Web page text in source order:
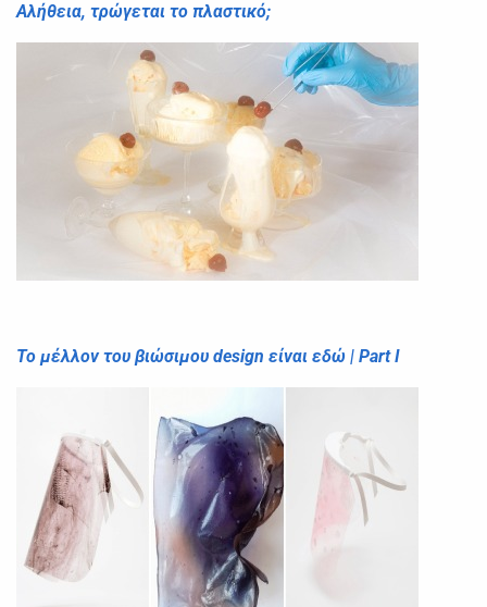
Αλήθεια, τρώγεται το πλαστικό;
Το μέλλον του βιώσιμου design είναι εδώ | Part I